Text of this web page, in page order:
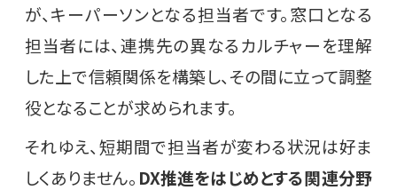
が、キーパーソンとなる担当者です。窓口となる
担当者には、連携先の異なるカルチャーを理解
した上で信頼関係を構築し、その間に立って調整
役となることが求められます。
それゆえ、短期間で担当者が変わる状況は好ま
しくありません。 DX推進をはじめとする関連分野